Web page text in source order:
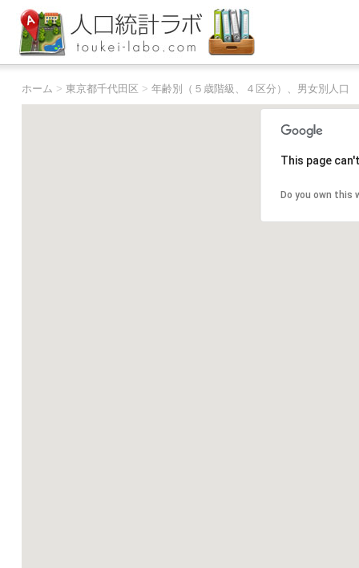
ホーム > 東京都千代田区 > 年齢別（５歳階級、４区分）、男女別人口
This page
Do you own this